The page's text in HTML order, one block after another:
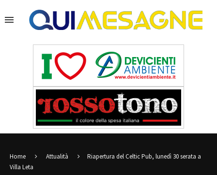
Home Attualità
Riapertura del Celtic Pub, lunedì 30 serata a
Villa Leta